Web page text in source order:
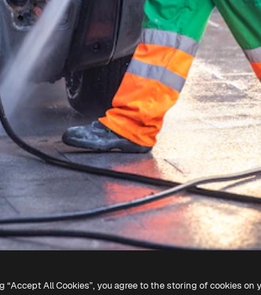
“Accept All Cookies”, you agree to the storing of cookies on